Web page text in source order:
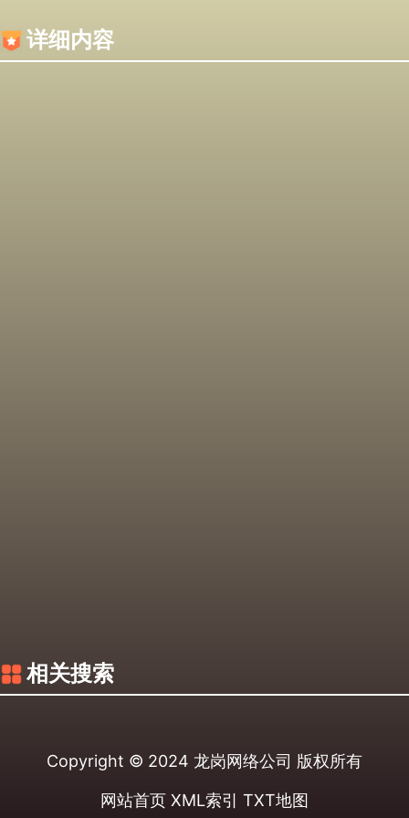
详细内容
相关搜索
Copyright © 2024 龙岗网络公司 版权所有
网站首页 XML索引 TXT地图